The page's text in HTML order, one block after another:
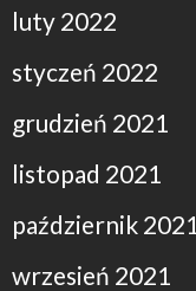
luty 2022
styczeń 2022
grudzień 2021
listopad 2021
październik 2021
wrzesień 2021